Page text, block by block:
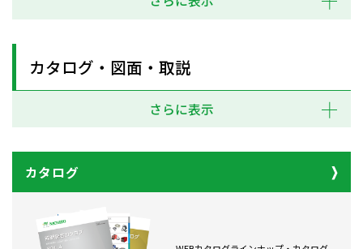
カタログ・図面・取説
さらに表示
カタログ